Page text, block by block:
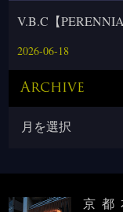
V.B.C【
2026-06-18
Archive
京都